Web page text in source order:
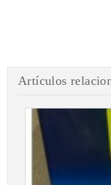
Artículos